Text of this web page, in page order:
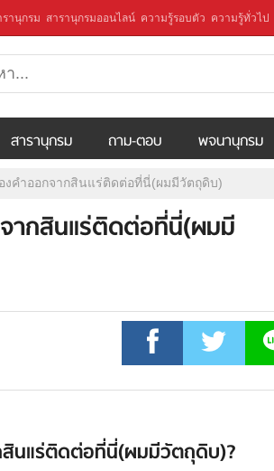
รานุกรม สารานุกรมออนไลน์ ความรู้รอบตัว ความรู้ทั่วไป
สารานุกรม ถาม-ตอบ พจนานุกรม
งคำออกจากสินแร่ติดต่อที่นี่(ผมมีวัตถุดิบ)
ากสินแร่ติดต่อที่นี่(ผมมี
สินแร่ติดต่อที่นี่(ผมมีวัตถุดิบ)?